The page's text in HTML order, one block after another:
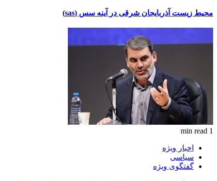
محیط زیست آذربایجان شرقی در آینه سس (sas)
1 min read
اخبار ویژه
سیاسی
گفتگوی ویژه